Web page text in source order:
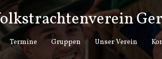
Termine Gruppen Unser Verein